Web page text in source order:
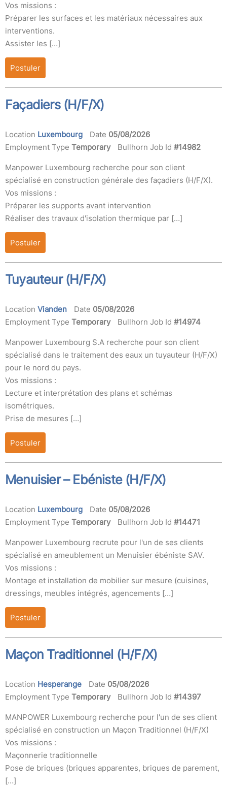
Vos missions :
Préparer les surfaces et les matériaux nécessaires aux
interventions.
Assister les […]
Postuler
Façadiers (H/F/X)
Location Luxembourg Date 05/08/2026
Employment Type Temporary Bullhorn Job Id #14982
Manpower Luxembourg recherche pour son client
spécialisé en construction générale des façadiers (H/F/X).
Vos missions :
Préparer les supports avant intervention
Réaliser des travaux d'isolation thermique par […]
Postuler
Tuyauteur (H/F/X)
Location Vianden Date 05/08/2026
Employment Type Temporary Bullhorn Job Id #14974
Manpower Luxembourg S.A recherche pour son client
spécialisé dans le traitement des eaux un tuyauteur (H/F/X)
pour le nord du pays.
Vos missions :
Lecture et interprétation des plans et schémas
isométriques.
Prise de mesures […]
Postuler
Menuisier – Ebéniste (H/F/X)
Location Luxembourg Date 05/08/2026
Employment Type Temporary Bullhorn Job Id #14471
Manpower Luxembourg recrute pour l'un de ses clients
spécialisé en ameublement un Menuisier ébéniste SAV.
Vos missions :
Montage et installation de mobilier sur mesure (cuisines,
dressings, meubles intégrés, agencements […]
Postuler
Maçon Traditionnel (H/F/X)
Location Hesperange Date 05/08/2026
Employment Type Temporary Bullhorn Job Id #14397
MANPOWER Luxembourg recherche pour l'un de ses client
spécialisé en construction un Maçon Traditionnel (H/F/X)
Vos missions :
Maçonnerie traditionnelle
Pose de briques (briques apparentes, briques de parement,
[…]